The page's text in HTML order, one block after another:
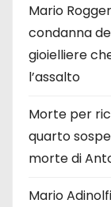
Mario
condanna
gioielliere
l’assalto
Morte per
quarto
morte di
Mario